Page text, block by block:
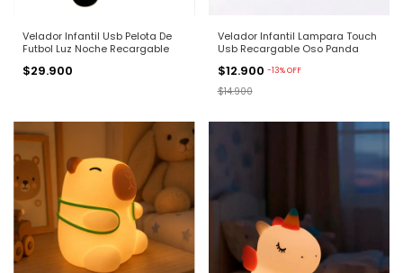
Velador Infantil Usb Pelota De
Futbol Luz Noche Recargable
$29.900
Velador Infantil Lampara Touch
Usb Recargable Oso Panda
$12.900 -13%OFF
$14.900